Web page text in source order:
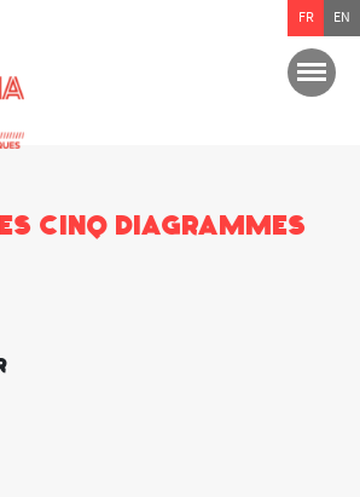
Les cinq diagrammes
FR EN